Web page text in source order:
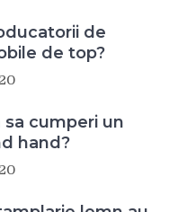
de
de top?
cumperi un
hand?